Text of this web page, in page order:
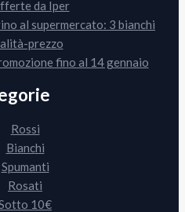
da Iper
al supermercato: 3 bianchi
prezzo
fino al 14 gennaio
Rossi
Bianchi
Spumanti
Rosati
10€